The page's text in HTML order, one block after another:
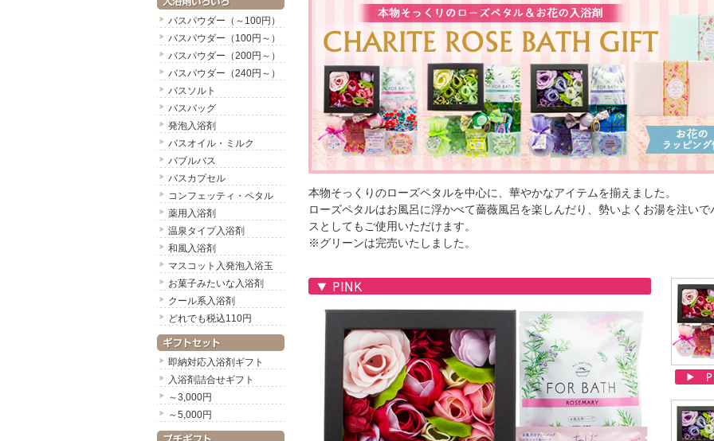
バスパウダー（～100円）
バスパウダー（100円～）
バスパウダー（200円～）
バスパウダー（240円～）
バスソルト
バスバッグ
発泡入浴剤
バスオイル・ミルク
バブルバス
バスカプセル
コンフェッティ・ペタル
薬用入浴剤
温泉タイプ入浴剤
和風入浴剤
マスコット入発泡入浴玉
お菓子みたいな入浴剤
クール系入浴剤
どれでも税込110円
即納対応入浴剤ギフト
入浴剤詰合せギフト
～3,000円
～5,000円
本物そっくりのローズペタルを中心に、華やかなアイテムを揃えました。
ローズペタルはお風呂に浮かべて薔薇風呂を楽しんだり、勢いよくお湯を注いで
スとしてもご使用いただけます。
※グリーンは完売いたしました。